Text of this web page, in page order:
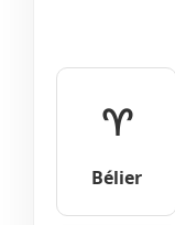
♈
Bélier